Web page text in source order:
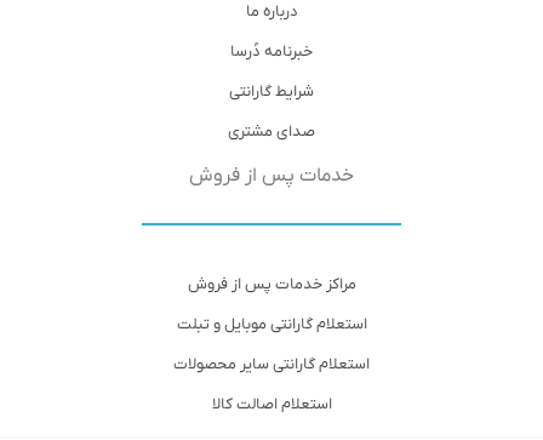
درباره ما
خبرنامه دُرسا
شرایط گارانتی
صدای مشتری
خدمات پس از فروش
مراکز خدمات پس از فروش
استعلام گارانتی موبایل و تبلت
استعلام گارانتی سایر محصولات
استعلام اصالت کالا